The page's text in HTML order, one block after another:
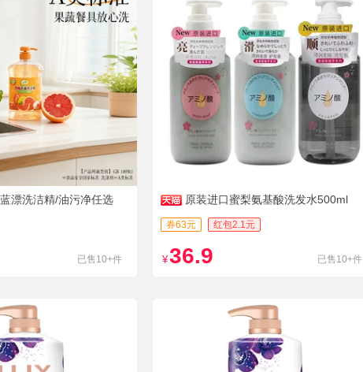
漂洗洁精/油污净任选
已售10+件
原装进口蜜梨氨基酸洗发水500ml
券63元 红包2.1元
¥36.9 已售10+件